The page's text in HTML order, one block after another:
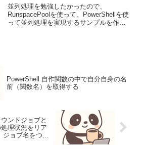
並列処理を勉強したかったので、
RunspacePoolを使って、PowerShellを使
って並列処理を実現するサンプルを作成
PowerShell 自作関数の中で自分自身の名
前（関数名）を取得する
ンドジョブと
理状況をリア
ョブ名をつけ